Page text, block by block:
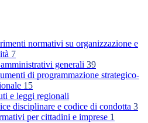
normativi su organizzazione e
7
generali 39
di programmazione strategico-
15
e leggi regionali
disciplinare e codice di condotta 3
per cittadini e imprese 1